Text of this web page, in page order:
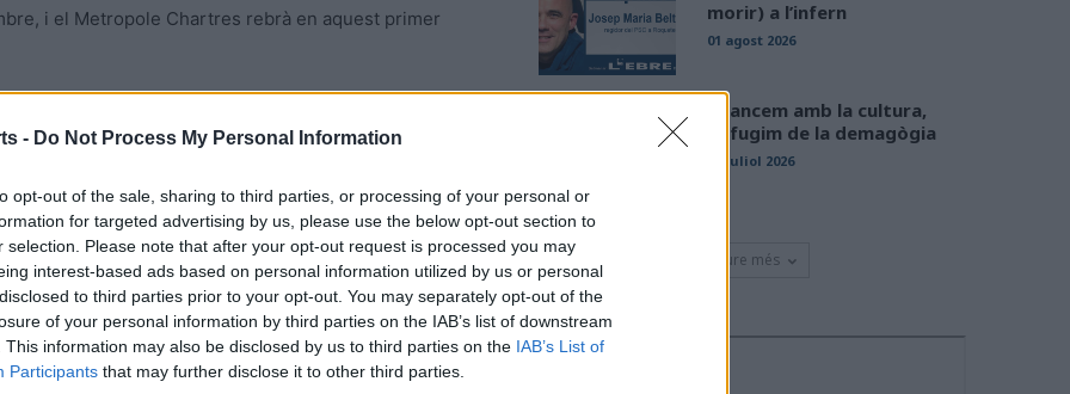
- Do Not Process My Personal Information
opt-out of the sale, sharing to third parties, or processing of your personal or
for targeted advertising by us, please use the below opt-out section to
selection. Please note that after your opt-out request is processed you may
interest-based ads based on personal information utilized by us or personal
to third parties prior to your opt-out. You may separately opt-out of the
of your personal information by third parties on the IAB’s list of downstream
This information may also be disclosed by us to third parties on the IAB’s List of
Participants that may further disclose it to other third parties.
i el Metropole Chartres rebrà en aquest primer
amb el de seleccionador de Sèrbia, va
de gener va renovar per dos temporades més fins al
morir) a l’infern
01 agost 2026
Avancem amb la cultura,
defugim de la demagògia
31 juliol 2026
Veure més